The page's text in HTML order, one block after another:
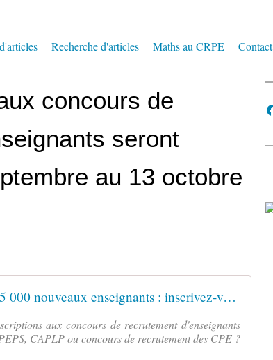
Recherche d'articles Maths au CRPE Contact
concours de
seront
au 13 octobre
En 2017, le ministère recrute 25 000 nouveaux enseignants : inscrivez-vous aux concours de recrutement d'enseignants et de personnels d'éducation - Devenir enseignant
aux concours de recrutement d'enseignants
CAPLP ou concours de recrutement des CPE ?